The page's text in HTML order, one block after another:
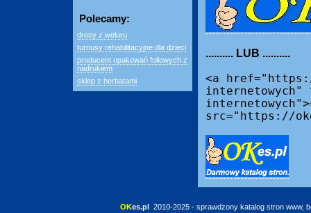
Polecamy:
dresy z weluru
turnusy rehabilitacyjne dla dzieci
producent opakowań foliowych z
nadrukiem
sklep z herbatami
.......... LUB ..........
<a
internetowych"
src="https://
OKes.pl 2010-2025 - sprawdzony katalog stron www,